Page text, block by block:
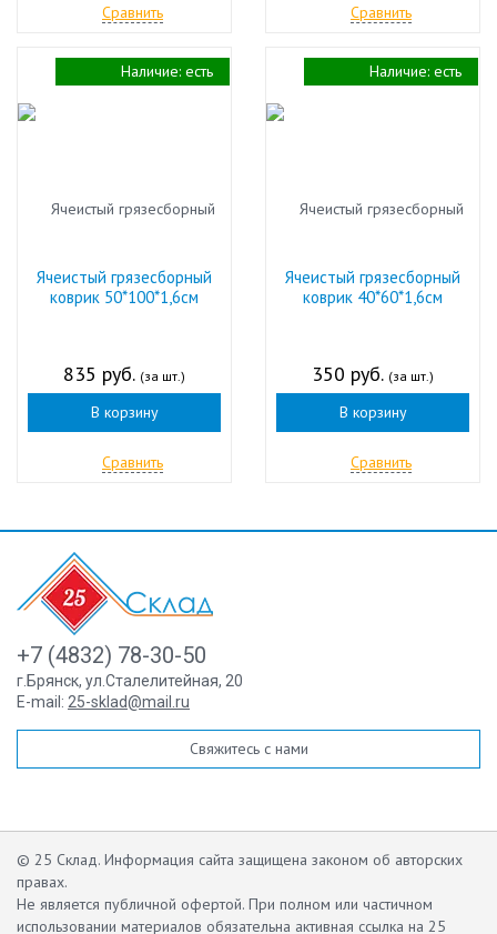
Сравнить Сравнить
Ячеистый грязесборный
коврик 50*100*1,6см
835 руб. (за шт.)
В корзину
Сравнить
Наличие: есть
Ячеистый грязесборный
коврик 40*60*1,6см
350 руб. (за шт.)
В корзину
Сравнить
Наличие: есть
+7 (4832) 78-30-50
г.Брянск, ул.Сталелитейная, 20
E-mail: 25-sklad@mail.ru
Свяжитесь с нами
© 25 Склад. Информация сайта защищена законом об авторских
правах.
Не является публичной офертой. При полном или частичном
использовании материалов обязательна активная ссылка на 25